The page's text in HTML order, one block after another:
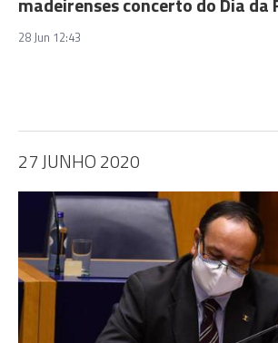
28 Jun 12:43
27 JUNHO 2020